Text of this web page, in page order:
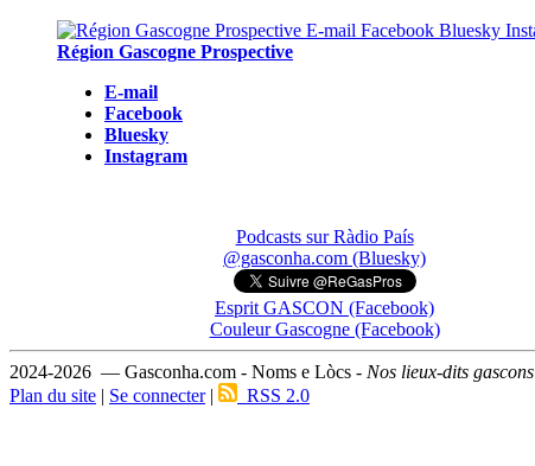
Région Gascogne Prospective
E-mail
Facebook
Bluesky
Instagram
Podcasts sur Ràdio País
@gasconha.com (Bluesky)
Esprit GASCON (Facebook)
Couleur Gascogne (Facebook)
2024-2026 — Gasconha.com - Noms e Lòcs - Nos lieux-dits gascons
Plan du site | Se connecter| RSS 2.0